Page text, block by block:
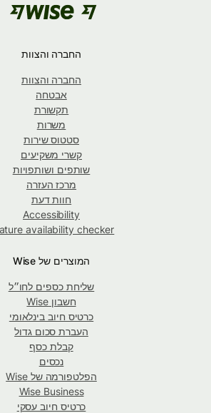
החברה והצוות
החברה והצוות
אבטחה
תקשורת
משרות
סטטוס שירות
קשרי משקיעים
שותפים ושותפויות
מרכז העזרה
חוות דעת
Accessibility
Feature availability checker
המוצרים של Wise
שליחת כספים לחו״ל
חשבון Wise
כרטיס חיוב בינלאומי
העברת סכום גדול
קבלת כסף
נכסים
הפלטפורמה של Wise
Wise Business
כרטיס חיוב עסקי